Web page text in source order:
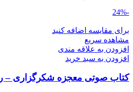
-24%
برای مقایسه اضافه کنید
مشاهده سریع
افزودن به علاقه مندی
افزودن به سبد خرید
کتاب صوتی معجزه شکرگزاری –